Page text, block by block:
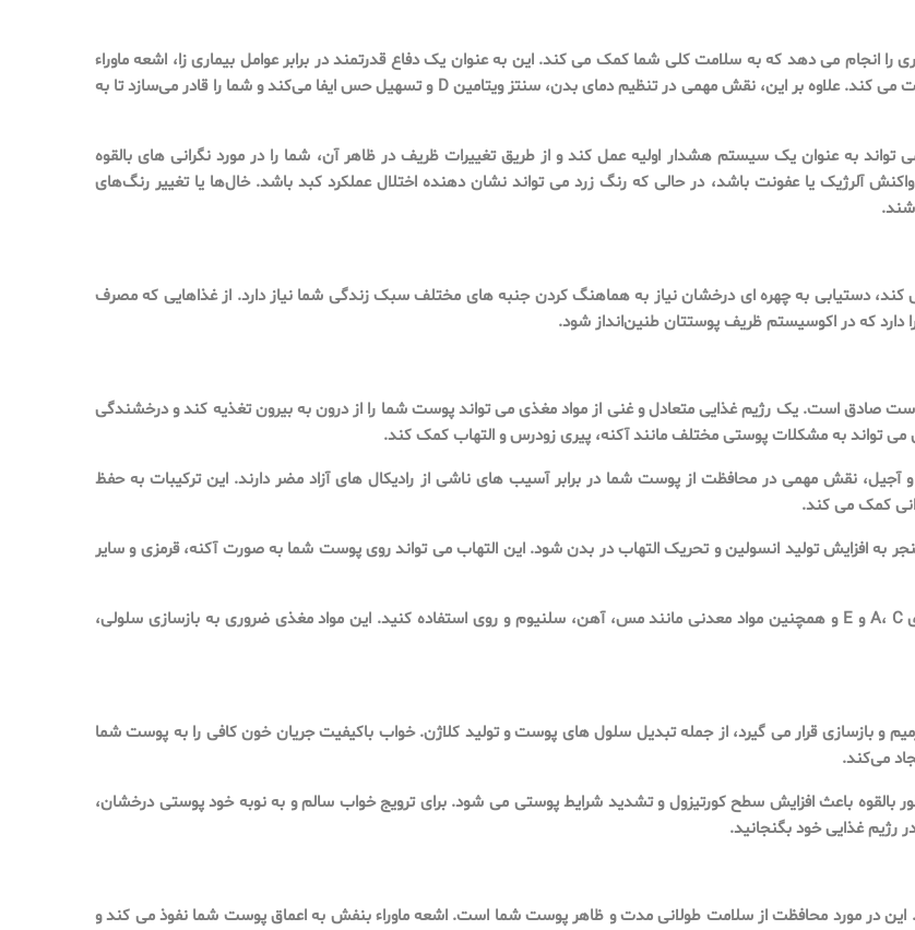
می دهد که به سلامت کلی شما کمک می کند. این به عنوان یک دفاع قدرتمند در برابر عوامل بیماری زا، اشعه ماوراء
بنفش و تهدیدات شیمیایی عمل می کند و از پناهگاه داخلی شما محافظت می کند. علاوه بر این، نقش مهمی در تنظیم دمای بدن، سنتز ویتامین D و تسهیل حس ایفا می‌کند و شما را قادر می‌سازد تا به
به عنوان یک سیستم هشدار اولیه عمل کند و از طریق تغییرات ظریف در ظاهر آن، شما را در مورد نگرانی های بالقوه
آلرژیک یا عفونت باشد، در حالی که رنگ زرد می تواند نشان دهنده اختلال عملکرد کبد باشد. خال‌ها یا تغییر رنگ‌های
دستیابی به چهره ای درخشان نیاز به هماهنگ کردن جنبه های مختلف سبک زندگی شما نیاز دارد. از غذاهایی که مصرف
دارد که در اکوسیستم ظریف پوستتان طنین‌انداز شود.
است. یک رژیم غذایی متعادل و غنی از مواد مغذی می تواند پوست شما را از درون به بیرون تغذیه کند و درخشندگی
تواند به مشکلات پوستی مختلف مانند آکنه، پیری زودرس و التهاب کمک کند.
آجیل، نقش مهمی در محافظت از پوست شما در برابر آسیب های ناشی از رادیکال های آزاد مضر دارند. این ترکیبات به حفظ
کمک می کند.
به افزایش تولید انسولین و تحریک التهاب در بدن شود. این التهاب می تواند روی پوست شما به صورت آکنه، قرمزی و سایر
برای حمایت از شادابی پوست خود، از انواع غذاهای غنی از ویتامین های A، C و E و همچنین مواد معدنی مانند مس، آهن، سلنیوم و روی استفاده کنید. این مواد مغذی ضروری به بازسازی سلولی،
و بازسازی قرار می گیرد، از جمله تبدیل سلول های پوست و تولید کلاژن. خواب باکیفیت جریان خون کافی را به پوست شما
می‌کند.
بالقوه باعث افزایش سطح کورتیزول و تشدید شرایط پوستی می شود. برای ترویج خواب سالم و به نوبه خود پوستی درخشان،
این در مورد محافظت از سلامت طولانی مدت و ظاهر پوست شما است. اشعه ماوراء بنفش به اعماق پوست شما نفوذ می کند و